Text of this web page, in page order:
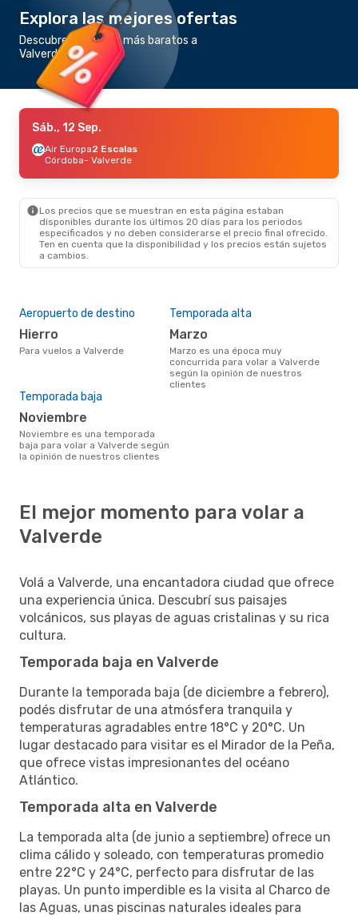
Explora las mejores ofertas
Descubre los vuelos más baratos a
Valverde
Sáb., 12 Sep.
Air Europa2 Escalas
Córdoba- Valverde
Los precios que se muestran en esta página estaban
disponibles durante los últimos 20 días para los periodos
especificados y no deben considerarse el precio final ofrecido.
Ten en cuenta que la disponibilidad y los precios están sujetos
a cambios.
Aeropuerto de destino
Hierro
Para vuelos a Valverde
Temporada alta
marzo
marzo es una época muy
concurrida para volar a Valverde
según la opinión de nuestros
clientes
Temporada baja
noviembre
noviembre es una temporada
baja para volar a Valverde según
la opinión de nuestros clientes
El mejor momento para volar a
Valverde
Volá a Valverde, una encantadora ciudad que ofrece
una experiencia única. Descubrí sus paisajes
volcánicos, sus playas de aguas cristalinas y su rica
cultura.
Temporada baja en Valverde
Durante la temporada baja (de diciembre a febrero),
podés disfrutar de una atmósfera tranquila y
temperaturas agradables entre 18°C y 20°C. Un
lugar destacado para visitar es el Mirador de la Peña,
que ofrece vistas impresionantes del océano
Atlántico.
Temporada alta en Valverde
La temporada alta (de junio a septiembre) ofrece un
clima cálido y soleado, con temperaturas promedio
entre 22°C y 24°C, perfecto para disfrutar de las
playas. Un punto imperdible es la visita al Charco de
las Aguas, unas piscinas naturales ideales para